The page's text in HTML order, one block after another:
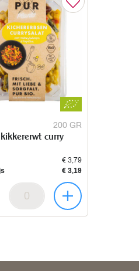
200 GR
curry
€ 3,79
€ 3,19